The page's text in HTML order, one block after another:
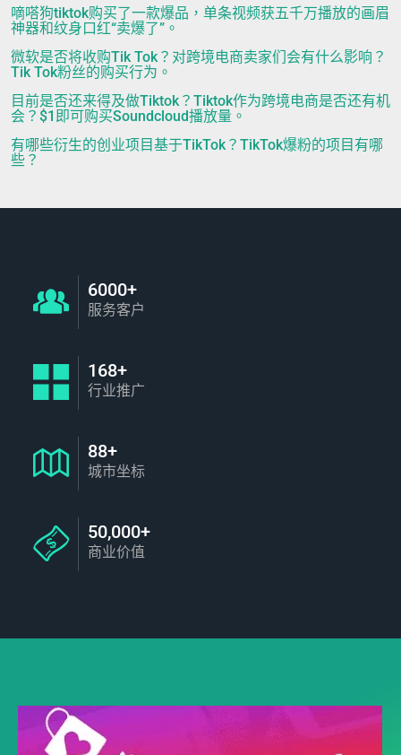
嘀嗒狗tiktok购买了一款爆品，单条视频获五千万播放的画眉
神器和纹身口红“卖爆了”。
微软是否将收购Tik Tok？对跨境电商卖家们会有什么影响？
Tik Tok粉丝的购买行为。
目前是否还来得及做Tiktok？Tiktok作为跨境电商是否还有机
会？$1即可购买Soundcloud播放量。
有哪些衍生的创业项目基于TikTok？TikTok爆粉的项目有哪
些？
6000+
服务客户
168+
行业推广
88+
城市坐标
50,000+
商业价值